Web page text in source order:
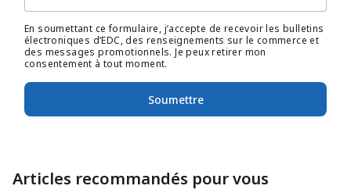
En soumettant ce formulaire, j’accepte de recevoir les bulletins
électroniques d’EDC, des renseignements sur le commerce et
des messages promotionnels. Je peux retirer mon
consentement à tout moment.
Soumettre
Articles recommandés pour vous